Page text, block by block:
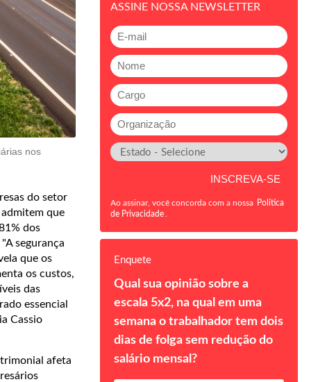
nos
do setor
que
dos
segurança
que os
os custos,
das
essencial
Cassio
afeta
ASSINE NOSSA NEWSLETTER
Ao assinar, você concorda com a nossa Política
de Privacidade
Enquete
Qual sua opinião sobre a
escala 5x2, na qual em uma
semana o trabalhador tem dois
dias de folga sem redução do
salário mensal?